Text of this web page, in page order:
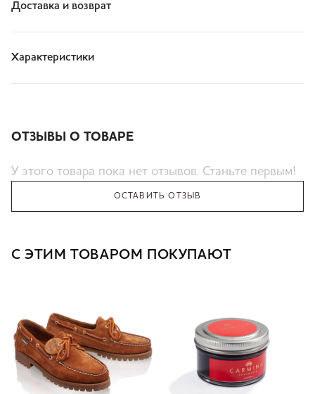
Доставка и возврат
Характеристики
ОТЗЫВЫ О ТОВАРЕ
У этого товара пока нет отзывов. Станьте первым!
ОСТАВИТЬ ОТЗЫВ
С ЭТИМ ТОВАРОМ ПОКУПАЮТ